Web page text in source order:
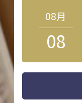
08月
08